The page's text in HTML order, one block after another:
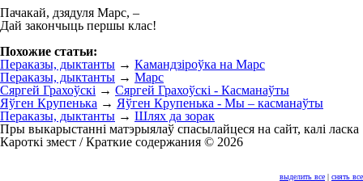
выделить все | снять все
Пачакай, дзядуля Марс, –
Дай закончыць першы клас!
Похожие статьи:
Пераказы, дыктанты → Камандзіроўка на Марс
Пераказы, дыктанты → Марс
Сяргей Грахоўскі → Сяргей Грахоўскі - Касманаўты
Яўген Крупенька → Яўген Крупенька - Мы – касманаўты
Пераказы, дыктанты → Шлях да зорак
Пры выкарыстанні матэрыялаў спасылайцеся на сайт, калі ласка
Кароткі змест / Краткие содержания © 2026